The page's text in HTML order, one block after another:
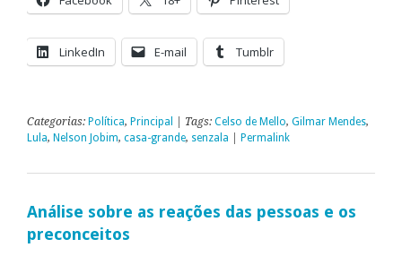
LinkedIn E-mail Tumblr
Categorias: Política, Principal | Tags: Celso de Mello, Gilmar Mendes,
Lula, Nelson Jobim, casa-grande, senzala Permalink
Análise sobre as reações das pessoas e os
preconceitos